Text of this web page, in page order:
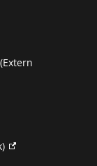
(Extern